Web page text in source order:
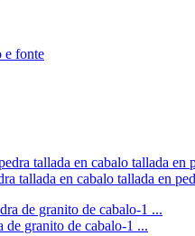
e fonte
tallada en cabalo tallada en
de granito de cabalo-1 ...